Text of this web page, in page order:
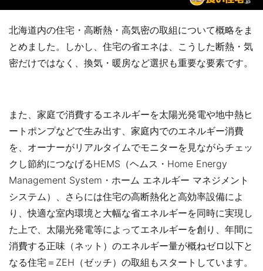
北海道内の住宅・高断熱・高気密の取組について概略をま
とめました。しかし、住宅の省エネは、こうした断熱・気
密だけではなく、換気・暖房など選択も重要な要素です。
また、家庭で消費するエネルギーを太陽光発電や地中熱ヒ
ートポンプなどで生み出す、家庭内でのエネルギー消費
を、オーナーがリアルタイムでモニターを見ながらチェッ
クし節約につなげるHEMS（ヘムス・Home Energy
Management System・ホーム エネルギー マネジメント
システム）、さらには住宅の高断熱化と高効率設備によ
り、快適な室内環境と大幅な省エネルギーを同時に実現し
た上で、太陽光発電等によってエネルギーを創り、年間に
消費する正味（ネット）のエネルギー量が概ねゼロ以下と
なる住宅＝ZEH（ゼッチ）の取組もスタートしています。